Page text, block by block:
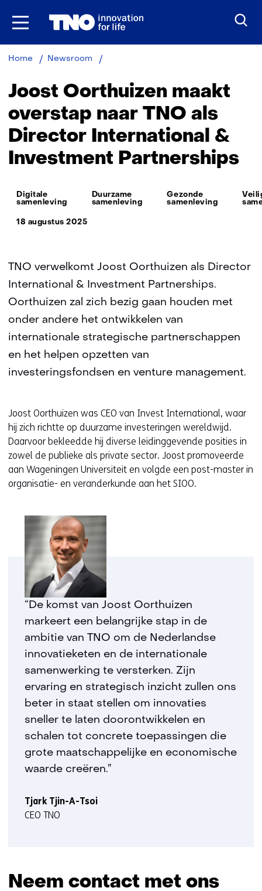
Ga
Home Newsroom
maakt
overstap
TNO
als
Director
International
Partnerships
Joost Oorthuizen maakt
overstap naar TNO als
Director International &
Investment Partnerships
Thema:
Digitale
samenleving
Duurzame
samenleving
Gezonde
samenleving
18 augustus 2025
TNO verwelkomt Joost Oorthuizen als Director
International & Investment Partnerships.
Oorthuizen zal zich bezig gaan houden met
onder andere het ontwikkelen van
internationale strategische partnerschappen
en het helpen opzetten van
investeringsfondsen en venture management.
Joost Oorthuizen was CEO van Invest International, waar
hij zich richtte op duurzame investeringen wereldwijd.
Daarvoor bekleedde hij diverse leidinggevende posities in
zowel de publieke als private sector. Joost promoveerde
aan Wageningen Universiteit en volgde een post-master in
organisatie- en veranderkunde aan het SIOO.
“De komst van Joost Oorthuizen
markeert een belangrijke stap in de
ambitie van TNO om de Nederlandse
innovatieketen en de internationale
samenwerking te versterken. Zijn
ervaring en strategisch inzicht zullen ons
beter in staat stellen om innovaties
sneller te laten doorontwikkelen en
schalen tot concrete toepassingen die
grote maatschappelijke en economische
waarde creëren.”
Tjark Tjin-A-Tsoi
CEO TNO
Neem contact met ons